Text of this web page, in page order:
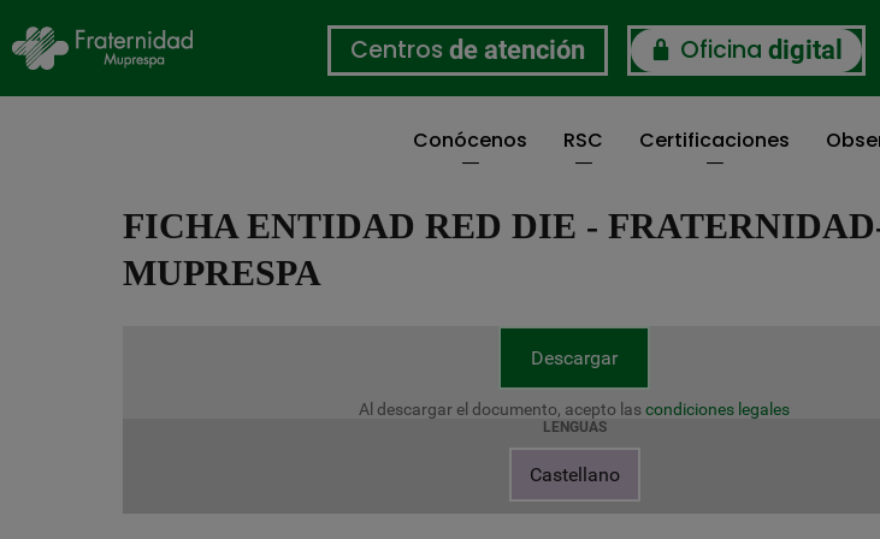
Centros de atención Oficina digital
Conócenos RSC Certificaciones
FICHA ENTIDAD RED DIE -
MUPRESPA
Descargar
Al descargar el documento, acepto lascondiciones legales
LENGUAS
Castellano